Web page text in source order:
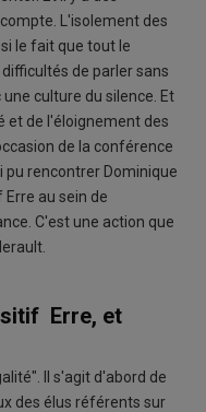
L'isolement des
le fait que tout le
de parler sans
culture du silence. Et
et de l'éloignement des
de la conférence
pu rencontrer Dominique
au sein de
C'est une action que
Erre, et
Il s'agit d'abord de
des élus référents sur